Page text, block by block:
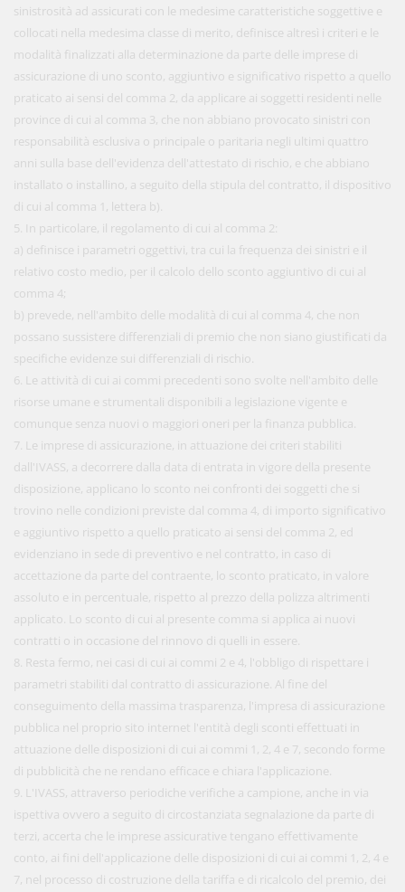
sinistrosità ad assicurati con le medesime caratteristiche soggettive e
collocati nella medesima classe di merito, definisce altresì i criteri e le
modalità finalizzati alla determinazione da parte delle imprese di
assicurazione di uno sconto, aggiuntivo e significativo rispetto a quello
praticato ai sensi del comma 2, da applicare ai soggetti residenti nelle
province di cui al comma 3, che non abbiano provocato sinistri con
responsabilità esclusiva o principale o paritaria negli ultimi quattro
anni sulla base dell'evidenza dell'attestato di rischio, e che abbiano
installato o installino, a seguito della stipula del contratto, il dispositivo
di cui al comma 1, lettera b).
5. In particolare, il regolamento di cui al comma 2:
a) definisce i parametri oggettivi, tra cui la frequenza dei sinistri e il
relativo costo medio, per il calcolo dello sconto aggiuntivo di cui al
comma 4;
b) prevede, nell'ambito delle modalità di cui al comma 4, che non
possano sussistere differenziali di premio che non siano giustificati da
specifiche evidenze sui differenziali di rischio.
6. Le attività di cui ai commi precedenti sono svolte nell'ambito delle
risorse umane e strumentali disponibili a legislazione vigente e
comunque senza nuovi o maggiori oneri per la finanza pubblica.
7. Le imprese di assicurazione, in attuazione dei criteri stabiliti
dall'IVASS, a decorrere dalla data di entrata in vigore della presente
disposizione, applicano lo sconto nei confronti dei soggetti che si
trovino nelle condizioni previste dal comma 4, di importo significativo
e aggiuntivo rispetto a quello praticato ai sensi del comma 2, ed
evidenziano in sede di preventivo e nel contratto, in caso di
accettazione da parte del contraente, lo sconto praticato, in valore
assoluto e in percentuale, rispetto al prezzo della polizza altrimenti
applicato. Lo sconto di cui al presente comma si applica ai nuovi
contratti o in occasione del rinnovo di quelli in essere.
8. Resta fermo, nei casi di cui ai commi 2 e 4, l'obbligo di rispettare i
parametri stabiliti dal contratto di assicurazione. Al fine del
conseguimento della massima trasparenza, l'impresa di assicurazione
pubblica nel proprio sito internet l'entità degli sconti effettuati in
attuazione delle disposizioni di cui ai commi 1, 2, 4 e 7, secondo forme
di pubblicità che ne rendano efficace e chiara l'applicazione.
9. L'IVASS, attraverso periodiche verifiche a campione, anche in via
ispettiva ovvero a seguito di circostanziata segnalazione da parte di
terzi, accerta che le imprese assicurative tengano effettivamente
conto, ai fini dell'applicazione delle disposizioni di cui ai commi 1, 2, 4 e
7, nel processo di costruzione della tariffa e di ricalcolo del premio, dei